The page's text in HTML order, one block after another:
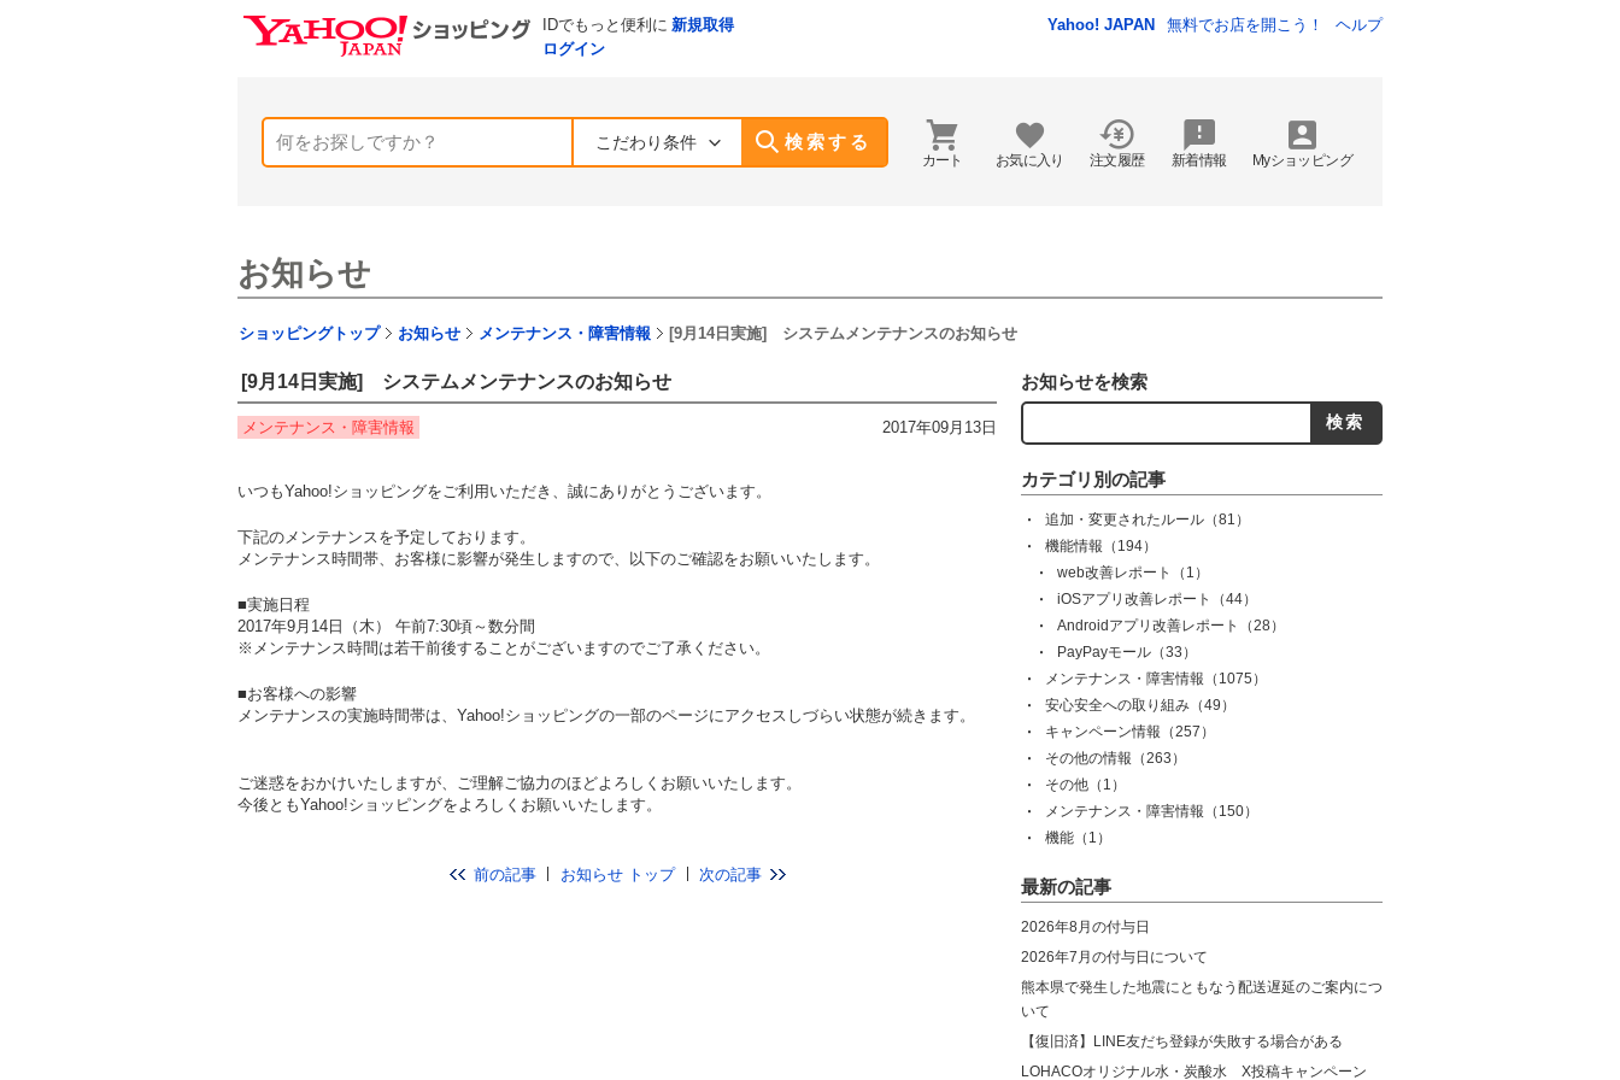
IDでもっと便利に 新規取得 Yahoo! JAPAN 無料でお店を開こう！
ヘルプ
ログイン
こだわり条件 検索する
カート お気に入り 注文履歴 新着情報 Myショッピング
お知らせ
ショッピングトップ お知らせ メンテナンス・障害情報 [9月14日実施] システムメンテナンスのお知らせ
[9月14日実施] システムメンテナンスのお知らせ
メンテナンス・障害情報 2017年09月13日
いつもYahoo!ショッピングをご利用いただき、誠にありがとうございます。
下記のメンテナンスを予定しております。
メンテナンス時間帯、お客様に影響が発生しますので、以下のご確認をお願いいたします。
■実施日程
2017年9月14日（木） 午前7:30頃～数分間
※メンテナンス時間は若干前後することがございますのでご了承ください。
■お客様への影響
メンテナンスの実施時間帯は、Yahoo!ショッピングの一部のページにアクセスしづらい状態が続きます。
ご迷惑をおかけいたしますが、ご理解ご協力のほどよろしくお願いいたします。
今後ともYahoo!ショッピングをよろしくお願いいたします。
前の記事 お知らせ トップ 次の記事
お知らせを検索
カテゴリ別の記事
追加・変更されたルール （81）
機能情報 （194）
web改善レポート
（1）
iOSアプリ改善レポート
（44）
Androidアプリ改善レポート
（28）
PayPayモール （33）
メンテナンス・障害情報 （1075）
安心安全への取り組み （49）
キャンペーン情報 （257）
その他の情報 （263）
その他 （1）
メンテナンス・障害情報 （150）
機能 （1）
最新の記事
2026年8月の付与日
2026年7月の付与日について
熊本県で発生した地震にともなう配送遅延のご案内につ
いて
【復旧済】LINE友だち登録が失敗する場合がある
LOHACOオリジナル水・炭酸水 X投稿キャンペーン